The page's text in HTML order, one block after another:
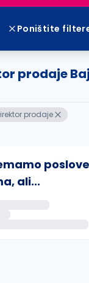
Poništite
prodaje
prodaje
ali...